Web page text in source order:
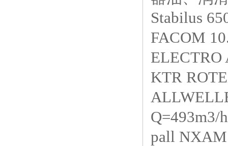
Stabilus
FACOM
ELECTRO
KTR
Q=493m3/
pall